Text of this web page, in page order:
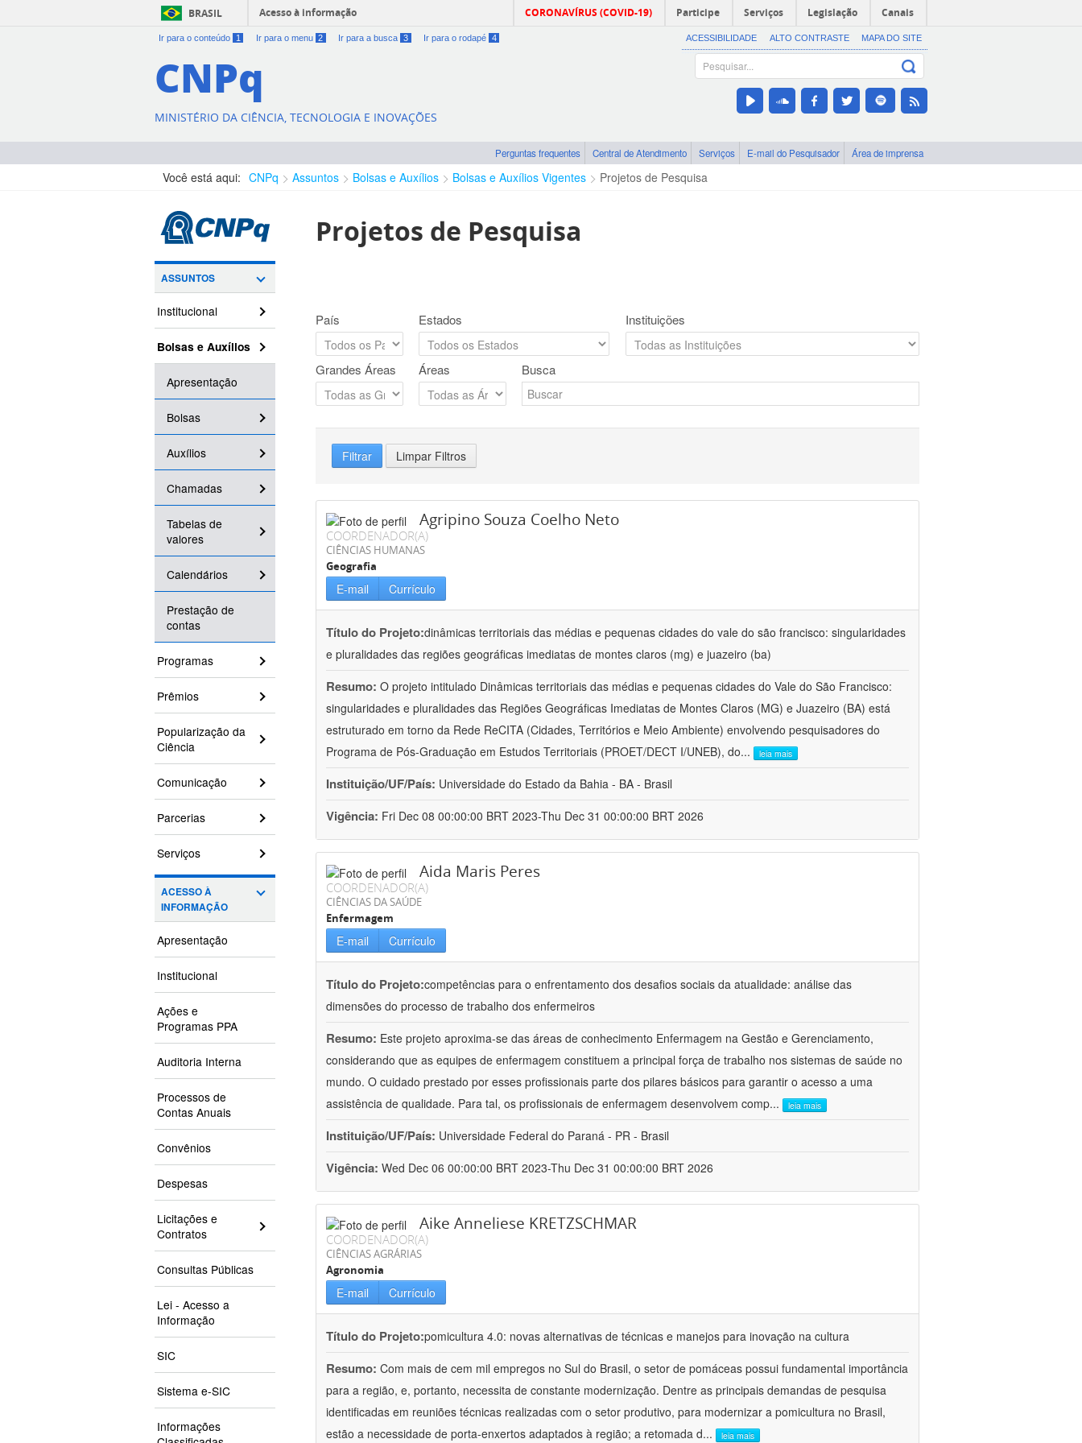
BRASIL Acesso à informação CORONAVÍRUS (COVID-19) Participe Serviços Legislação Canais
Ir para o conteúdo 1 Ir para o menu 2 Ir para a busca 3 Ir para o rodapé 4 ACESSIBILIDADE ALTO CONTRASTE MAPA DO SITE
CNPq
MINISTÉRIO DA CIÊNCIA, TECNOLOGIA E INOVAÇÕES
Perguntas frequentes Central de Atendimento Serviços E-mail do Pesquisador Área de imprensa
Você está aqui: CNPq Assuntos Bolsas e Auxílios Bolsas e Auxílios Vigentes Projetos de Pesquisa
ASSUNTOS
Institucional
Bolsas e Auxílios
Apresentação
Bolsas
Auxílios
Chamadas
Tabelas de
valores
Calendários
Prestação de
contas
Programas
Prêmios
Popularização da
Ciência
Comunicação
Parcerias
Serviços
ACESSO À
INFORMAÇÃO
Apresentação
Institucional
Ações e
Programas PPA
Auditoria Interna
Processos de
Contas Anuais
Convênios
Despesas
Licitações e
Contratos
Consultas Públicas
Lei - Acesso a
Informação
SIC
Sistema e-SIC
Informações
Projetos de Pesquisa
País Estados Instituições
Grandes Áreas Áreas Busca
Filtrar Limpar Filtros
Agripino Souza Coelho Neto
COORDENADOR(A)
CIÊNCIAS HUMANAS
Geografia
E-mail Currículo
Título do Projeto:dinâmicas territoriais das médias e pequenas cidades do vale do são francisco: singularidades
e pluralidades das regiões geográficas imediatas de montes claros (mg) e juazeiro (ba)
Resumo: O projeto intitulado Dinâmicas territoriais das médias e pequenas cidades do Vale do São Francisco:
singularidades e pluralidades das Regiões Geográficas Imediatas de Montes Claros (MG) e Juazeiro (BA) está
estruturado em torno da Rede ReCITA (Cidades, Territórios e Meio Ambiente) envolvendo pesquisadores do
Programa de Pós-Graduação em Estudos Territoriais (PROET/DECT I/UNEB), do... leia mais
Instituição/UF/País: Universidade do Estado da Bahia - BA - Brasil
Vigência: Fri Dec 08 00:00:00 BRT 2023-Thu Dec 31 00:00:00 BRT 2026
Aida Maris Peres
COORDENADOR(A)
CIÊNCIAS DA SAÚDE
Enfermagem
E-mail Currículo
Título do Projeto:competências para o enfrentamento dos desafios sociais da atualidade: análise das
dimensões do processo de trabalho dos enfermeiros
Resumo: Este projeto aproxima-se das áreas de conhecimento Enfermagem na Gestão e Gerenciamento,
considerando que as equipes de enfermagem constituem a principal força de trabalho nos sistemas de saúde no
mundo. O cuidado prestado por esses profissionais parte dos pilares básicos para garantir o acesso a uma
assistência de qualidade. Para tal, os profissionais de enfermagem desenvolvem comp... leia mais
Instituição/UF/País: Universidade Federal do Paraná - PR - Brasil
Vigência: Wed Dec 06 00:00:00 BRT 2023-Thu Dec 31 00:00:00 BRT 2026
Aike Anneliese KRETZSCHMAR
COORDENADOR(A)
CIÊNCIAS AGRÁRIAS
Agronomia
E-mail Currículo
Título do Projeto:pomicultura 4.0: novas alternativas de técnicas e manejos para inovação na cultura
Resumo: Com mais de cem mil empregos no Sul do Brasil, o setor de pomáceas possui fundamental importância
para a região, e, portanto, necessita de constante modernização. Dentre as principais demandas de pesquisa
identificadas em reuniões técnicas realizadas com o setor produtivo, para modernizar a pomicultura no Brasil,
estão a necessidade de porta-enxertos adaptados à região; a retomada d... leia mais